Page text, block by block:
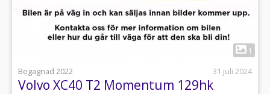
1
Begagnad 2022
31 juli 2024
Volvo XC40 T2 Momentum 129hk